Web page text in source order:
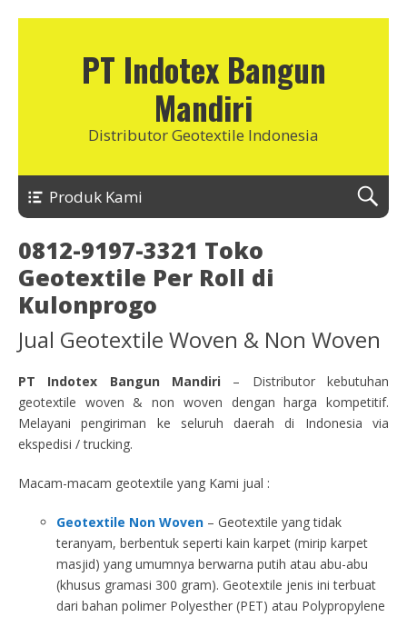
PT Indotex Bangun
Mandiri
Distributor Geotextile Indonesia
Produk Kami
0812-9197-3321 Toko
Geotextile Per Roll di
Kulonprogo
Jual Geotextile Woven & Non Woven
PT Indotex Bangun Mandiri – Distributor kebutuhan
geotextile woven & non woven dengan harga kompetitif.
Melayani pengiriman ke seluruh daerah di Indonesia via
ekspedisi / trucking.
Macam-macam geotextile yang Kami jual :
Geotextile Non Woven – Geotextile yang tidak
teranyam, berbentuk seperti kain karpet (mirip karpet
masjid) yang umumnya berwarna putih atau abu-abu
(khusus gramasi 300 gram). Geotextile jenis ini terbuat
dari bahan polimer Polyesther (PET) atau Polypropylene